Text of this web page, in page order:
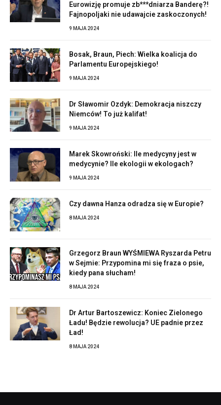
Eurowizję promuje zb***dniarza Banderę?!
Fajnopoljaki nie udawajcie zaskoczonych!
9 MAJA 2024
Bosak, Braun, Piech: Wielka koalicja do
Parlamentu Europejskiego!
9 MAJA 2024
Dr Sławomir Ozdyk: Demokracja niszczy
Niemców! To już kalifat!
9 MAJA 2024
Marek Skowroński: Ile medycyny jest w
medycynie? Ile ekologii w ekologach?
9 MAJA 2024
Czy dawna Hanza odradza się w Europie?
8 MAJA 2024
Grzegorz Braun WYŚMIEWA Ryszarda Petru
w Sejmie: Przypomina mi się fraza o psie,
kiedy pana słucham!
8 MAJA 2024
Dr Artur Bartoszewicz: Koniec Zielonego
Ładu! Będzie rewolucja? UE padnie przez
Ład!
8 MAJA 2024